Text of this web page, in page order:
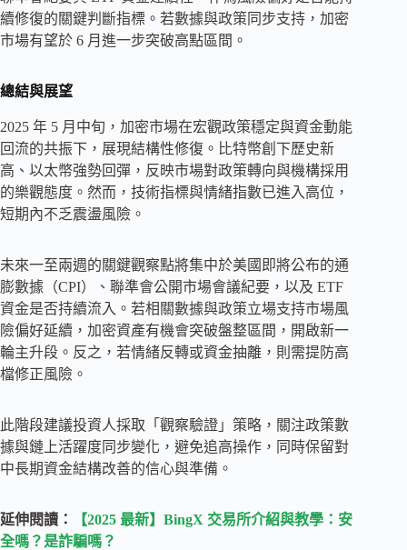
續修復的關鍵判斷指標。若數據與政策同步支持，加密
市場有望於 6 月進一步突破高點區間。
總結與展望
2025 年 5 月中旬，加密市場在宏觀政策穩定與資金動能
回流的共振下，展現結構性修復。比特幣創下歷史新
高、以太幣強勢回彈，反映市場對政策轉向與機構採用
的樂觀態度。然而，技術指標與情緒指數已進入高位，
短期內不乏震盪風險。
未來一至兩週的關鍵觀察點將集中於美國即將公布的通
膨數據（CPI）、聯準會公開市場會議紀要，以及 ETF
資金是否持續流入。若相關數據與政策立場支持市場風
險偏好延續，加密資產有機會突破盤整區間，開啟新一
輪主升段。反之，若情緒反轉或資金抽離，則需提防高
檔修正風險。
此階段建議投資人採取「觀察驗證」策略，關注政策數
據與鏈上活躍度同步變化，避免追高操作，同時保留對
中長期資金結構改善的信心與準備。
延伸閱讀：
【2025 最新】BingX 交易所介紹與教學：安
全嗎？是詐騙嗎？